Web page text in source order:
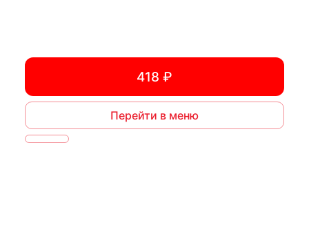
418 ₽
Перейти в меню